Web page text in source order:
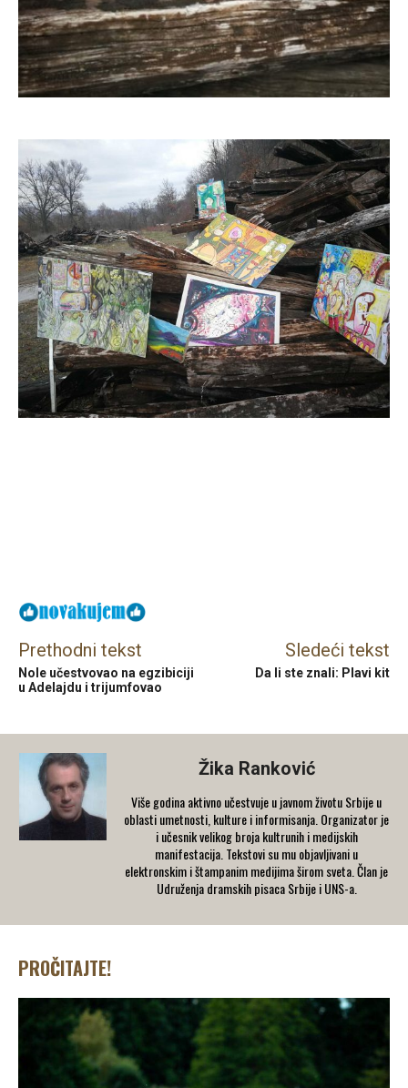
Prethodni tekst
Nole učestvovao na egzibiciji
u Adelajdu i trijumfovao
Sledeći tekst
Da li ste znali: Plavi kit
Žika Ranković
Više godina aktivno učestvuje u javnom životu Srbije u
oblasti umetnosti, kulture i informisanja. Organizator je
i učesnik velikog broja kultrunih i medijskih
manifestacija. Tekstovi su mu objavljivani u
elektronskim i štampanim medijima širom sveta. Član je
Udruženja dramskih pisaca Srbije i UNS-a.
PROČITAJTE!